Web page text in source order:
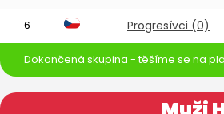
6 Progresívci (0)
Dokončená skupina - těšíme se na